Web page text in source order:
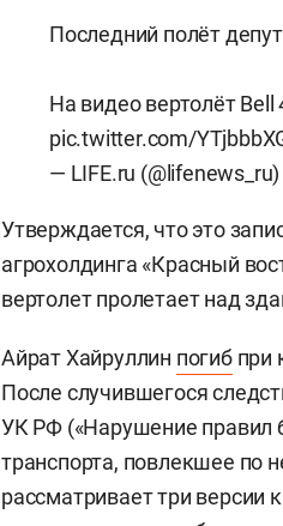
Последний полёт
На видео вертолёт
pic.twitter.com/
— LIFE.ru (@lifenews_ru)
Утверждается, что это
агрохолдинга «Красный
вертолет пролетает над
Айрат Хайруллин погибпри
После случившегося
УК РФ («Нарушение правил
транспорта, повлекшее по
рассматривает три версии